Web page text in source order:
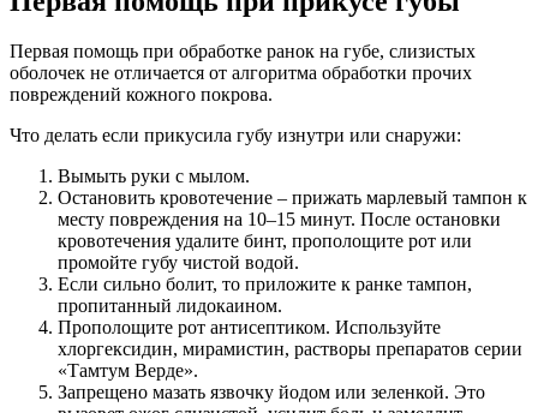
Первая помощь при обработке ранок на губе, слизистых
оболочек не отличается от алгоритма обработки прочих
повреждений кожного покрова.
Что делать если прикусила губу изнутри или снаружи:
Вымыть руки с мылом.
Остановить кровотечение – прижать марлевый тампон к
месту повреждения на 10–15 минут. После остановки
кровотечения удалите бинт, прополощите рот или
промойте губу чистой водой.
Если сильно болит, то приложите к ранке тампон,
пропитанный лидокаином.
Прополощите рот антисептиком. Используйте
хлоргексидин, мирамистин, растворы препаратов серии
«Тамтум Верде».
Запрещено мазать язвочку йодом или зеленкой. Это